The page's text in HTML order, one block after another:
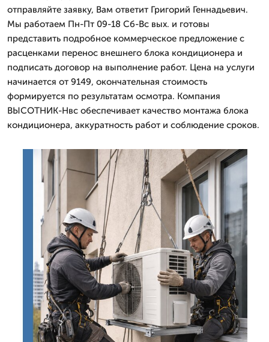
отправляйте заявку, Вам ответит Григорий Геннадьевич.
Мы работаем Пн-Пт 09-18 Сб-Вс вых. и готовы
представить подробное коммерческое предложение с
расценками перенос внешнего блока кондиционера и
подписать договор на выполнение работ. Цена на услуги
начинается от 9149, окончательная стоимость
формируется по результатам осмотра. Компания
ВЫСОТНИК-Нвс обеспечивает качество монтажа блока
кондиционера, аккуратность работ и соблюдение сроков.